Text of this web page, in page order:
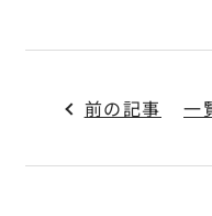
前の記事 一